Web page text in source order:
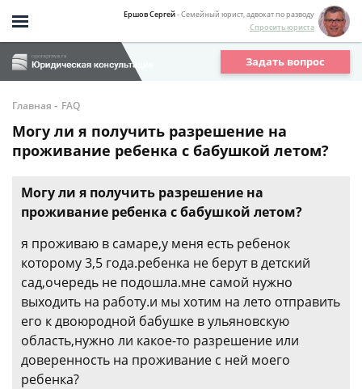
Ершов Сергей- Семейный юрист, адвокат по разводу
Спросить юриста
Задать вопрос
Главная - FAQ
Могу ли я получить разрешение на
проживание ребенка с бабушкой летом?
Могу ли я получить разрешение на
проживание ребенка с бабушкой летом?
я проживаю в самаре,у меня есть ребенок
которому 3,5 года.ребенка не берут в детский
сад,очередь не подошла.мне самой нужно
выходить на работу.и мы хотим на лето отправить
его к двоюродной бабушке в ульяновскую
область,нужно ли какое-то разрешение или
доверенность на проживание с ней моего
ребенка?